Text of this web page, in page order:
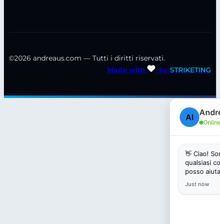
©2026 andreaus.com — Tutti i diritti riservati.
Made with
by STRIKETING